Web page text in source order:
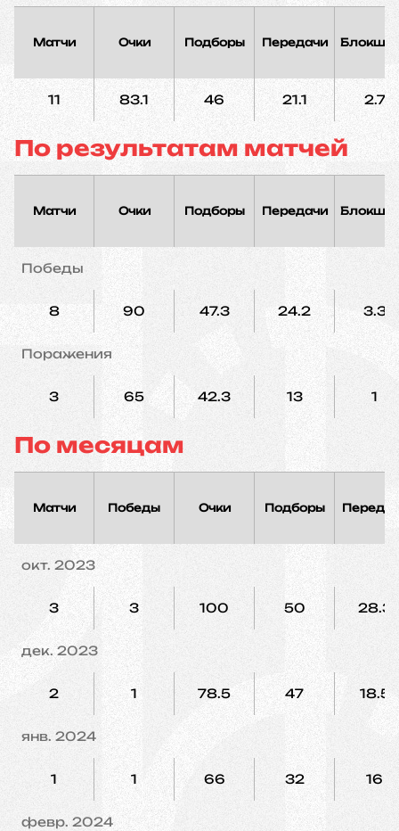
Матчи Очки Подборы Передачи
11 83.1 46 21.1 2.7
По результатам матчей
Матчи Очки Подборы Передачи
Победы
8 90 47.3 24.2 3.3
Поражения
3 65 42.3 13 1
По месяцам
Матчи Победы Очки Подборы
окт. 2023
3 3 100 50 28.3
дек. 2023
2 1 78.5 47 18.5
янв. 2024
1 1 66 32 16
февр. 2024